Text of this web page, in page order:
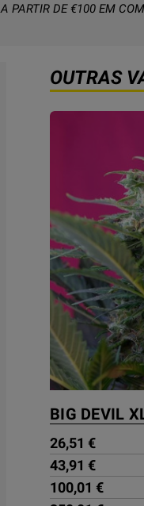
A PARTIR DE €100 EM
OUTRAS
BIG DEVIL
26,51 €
43,91 €
100,01 €